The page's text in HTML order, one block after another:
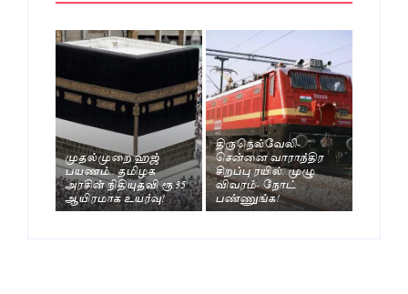
முதல்முறை ஹஜ்
பயணம்.. தமிழக
அரசின் நிதியுதவி ரூ.35
ஆயிரமாக உயர்வு!
திருநெல்வேலி-
சென்னை வாராந்திர
சிறப்பு ரயில். முழு
விவரம்- நோட்
பண்ணுங்க!